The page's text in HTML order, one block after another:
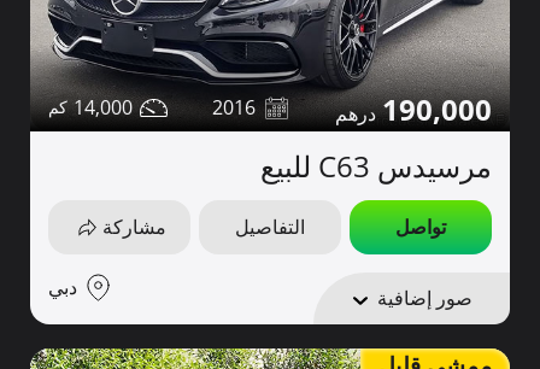
190,000
2016
14,000
مرسيدس C63 للبيع
تواصل التفاصيل مشاركة
صور إضافية دبي